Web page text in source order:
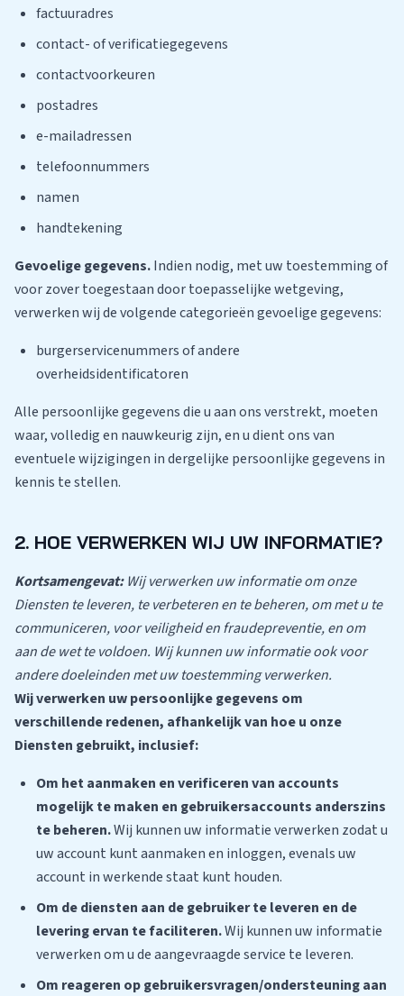
factuuradres
contact- of verificatiegegevens
contactvoorkeuren
postadres
e-mailadressen
telefoonnummers
namen
handtekening
Gevoelige gegevens.Indien nodig, met uw toestemming of
voor zover toegestaan door toepasselijke wetgeving,
verwerken wij de volgende categorieën gevoelige gegevens:
burgerservicenummers of andere
overheidsidentificatoren
Alle persoonlijke gegevens die u aan ons verstrekt, moeten
waar, volledig en nauwkeurig zijn, en u dient ons van
eventuele wijzigingen in dergelijke persoonlijke gegevens in
kennis te stellen.
2. HOE VERWERKEN WIJ UW INFORMATIE?
Kortsamengevat:Wij verwerken uw informatie om onze
Diensten te leveren, te verbeteren en te beheren, om met u te
communiceren, voor veiligheid en fraudepreventie, en om
aan de wet te voldoen. Wij kunnen uw informatie ook voor
andere doeleinden met uw toestemming verwerken.
Wij verwerken uw persoonlijke gegevens om
verschillende redenen, afhankelijk van hoe u onze
Diensten gebruikt, inclusief:
Om het aanmaken en verificeren van accounts
mogelijk te maken en gebruikersaccounts anderszins
te beheren.Wij kunnen uw informatie verwerken zodat u
uw account kunt aanmaken en inloggen, evenals uw
account in werkende staat kunt houden.
Om de diensten aan de gebruiker te leveren en de
levering ervan te faciliteren.Wij kunnen uw informatie
verwerken om u de aangevraagde service te leveren.
Om reageren op gebruikersvragen/ondersteuning aan